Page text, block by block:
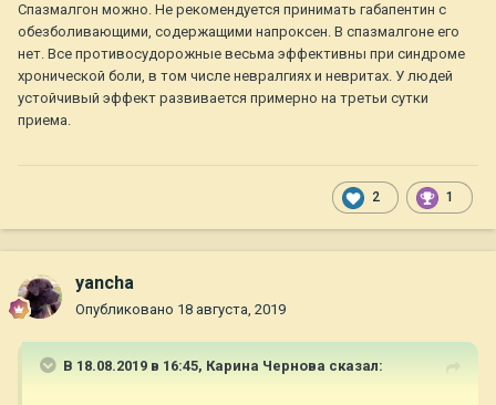
Спазмалгон можно. Не рекомендуется принимать габапентин с
обезболивающими, содержащими напроксен. В спазмалгоне его
нет. Все противосудорожные весьма эффективны при синдроме
хронической боли, в том числе невралгиях и невритах. У людей
устойчивый эффект развивается примерно на третьи сутки
приема.
2 1
yancha
Опубликовано 18 августа, 2019
В 18.08.2019 в 16:45, Карина Чернова сказал: